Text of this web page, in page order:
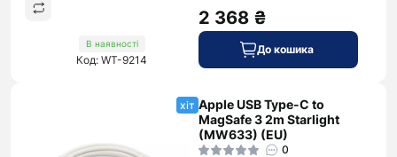
В наявності
Код: WT-9214
2 368 ₴
До кошика
хіт Apple USB Type-C to
MagSafe 3 2m Starlight
(MW633) (EU)
0